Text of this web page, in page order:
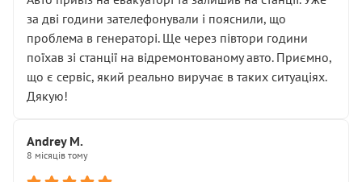
чіткого пояснення
( ну все зняли та доробили) дякую!
Окремий момент, який виглядає абсурдно:
мені заявили, що бачок гальмівної рідини потрібно
міняти разом із головним гальмівним циліндром у
Для людини, яка хоча б трохи розуміється на техніці,
це звучить як мінімум непрофесійно, а як максимум —
спроба продати дорогий вузол замість елементарних
за дві години зателефонували і пояснили, що
проблема в генераторі. Ще через півтори години
поїхав зі станції на відремонтованому авто. Приємно,
що є сервіс, який реально виручає в таких ситуаціях.
Дякую!
Andrey M.
8 місяців тому